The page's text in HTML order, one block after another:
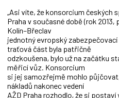
„Asi víte, že konsorcium českých
Praha v současné době (rok
Kolín–Břeclav
jednotný evropský zabezpečovací
traťová část byla patřičně
odzkoušena, bylo už na začátku
měřicí vůz. Konsorcium
si jej samozřejmě mohlo
nákladů nakonec vedení
AŽD Praha rozhodlo, že si